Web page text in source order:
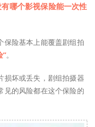
哪个影视保险能一次性
保险基本上能覆盖剧组拍
”。
损坏或丢失，剧组拍摄器
见的风险都在这个保险的